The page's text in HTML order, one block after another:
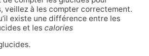
veillez à les compter correctement.
existe une différence entre les
et les calories